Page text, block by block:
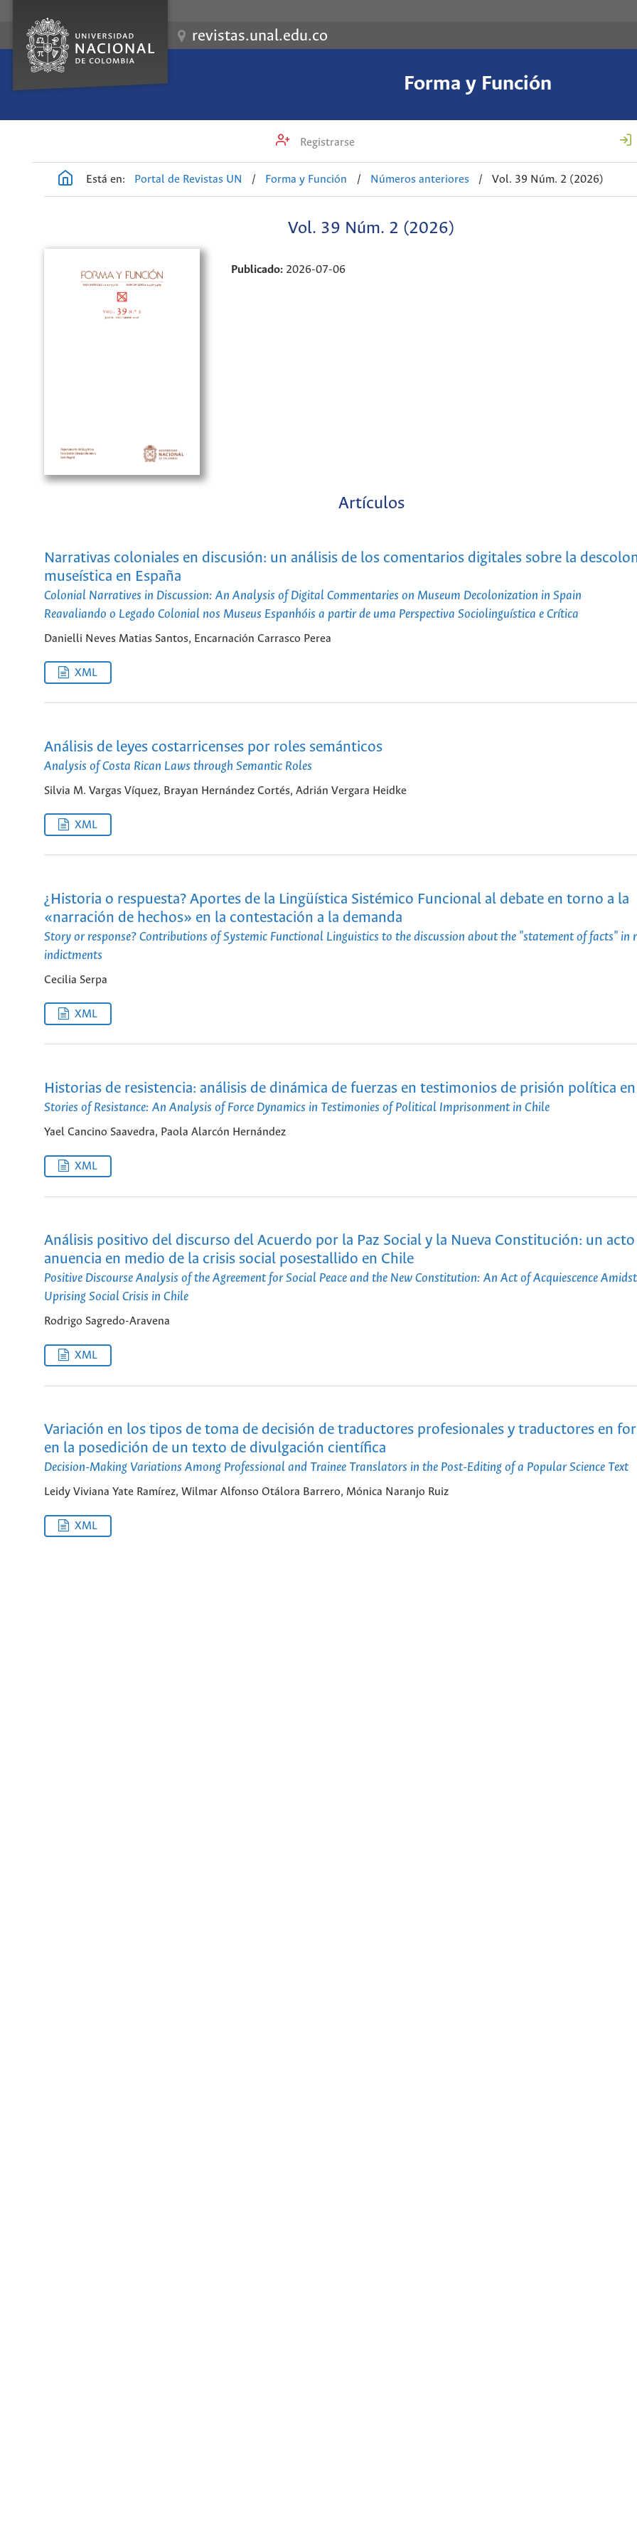
revistas.unal.edu.co
Forma y Función
Registrarse
Está en: Portal de Revistas UN / Forma y Función / Números anteriores / Vol. 39 Núm. 2 (2026)
Vol. 39 Núm. 2 (2026)
Publicado: 2026-07-06
Artículos
Narrativas coloniales en discusión: un análisis de los comentarios digitales sobre la
museística en España
Colonial Narratives in Discussion: An Analysis of Digital Commentaries on Museum Decolonization in Spain
Reavaliando o Legado Colonial nos Museus Espanhóis a partir de uma Perspectiva Sociolinguística e Crítica
Danielli Neves Matias Santos, Encarnación Carrasco Perea
XML
Análisis de leyes costarricenses por roles semánticos
Analysis of Costa Rican Laws through Semantic Roles
Silvia M. Vargas Víquez, Brayan Hernández Cortés, Adrián Vergara Heidke
XML
¿Historia o respuesta? Aportes de la Lingüística Sistémico Funcional al debate en torno a la
«narración de hechos» en la contestación a la demanda
Story or response? Contributions of Systemic Functional Linguistics to the discussion about the "statement of facts" in
indictments
Cecilia Serpa
XML
Historias de resistencia: análisis de dinámica de fuerzas en testimonios de prisión política
Stories of Resistance: An Analysis of Force Dynamics in Testimonies of Political Imprisonment in Chile
Yael Cancino Saavedra, Paola Alarcón Hernández
XML
Análisis positivo del discurso del Acuerdo por la Paz Social y la Nueva Constitución: un acto
anuencia en medio de la crisis social posestallido en Chile
Positive Discourse Analysis of the Agreement for Social Peace and the New Constitution: An Act of Acquiescence
Uprising Social Crisis in Chile
Rodrigo Sagredo-Aravena
XML
Variación en los tipos de toma de decisión de traductores profesionales y traductores en
en la posedición de un texto de divulgación científica
Decision-Making Variations Among Professional and Trainee Translators in the Post-Editing of a Popular Science Text
Leidy Viviana Yate Ramírez, Wilmar Alfonso Otálora Barrero, Mónica Naranjo Ruiz
XML